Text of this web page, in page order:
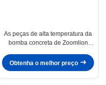
As peças de alta temperatura da
bomba concreta de Zoomlion
cilindro
Obtenha o melhor preço